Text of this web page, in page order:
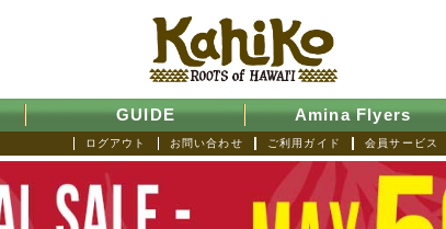
GUIDE Amina Flyers
会員サービス
ご利用ガイド
お問い合わせ
ログアウト